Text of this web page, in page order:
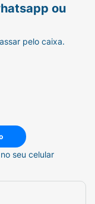
ou
pelo caixa.
seu celular